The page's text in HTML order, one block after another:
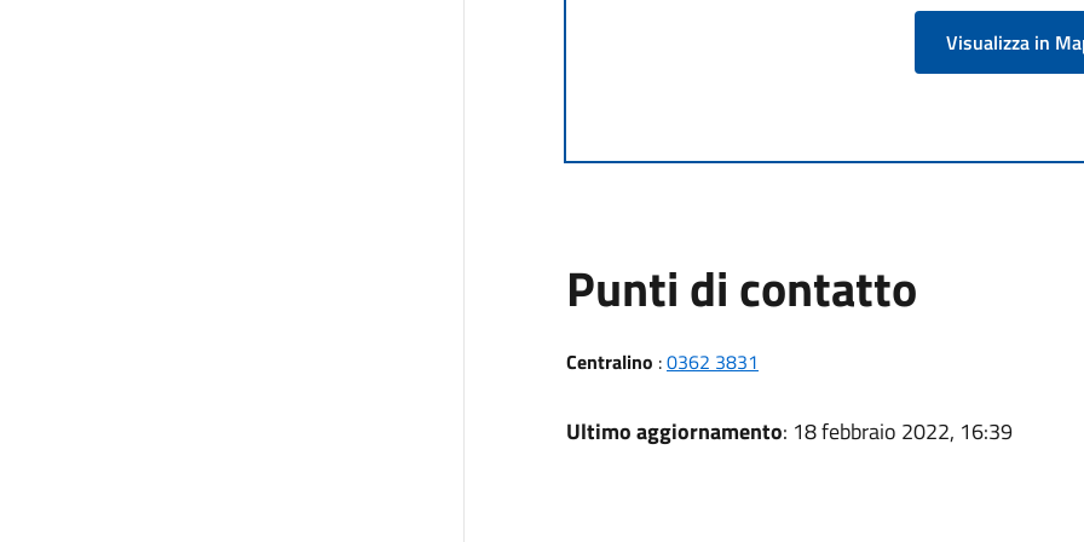
Visualizza in
Punti di contatto
Centralino :0362 3831
Ultimo aggiornamento: 18 febbraio 2022, 16:39